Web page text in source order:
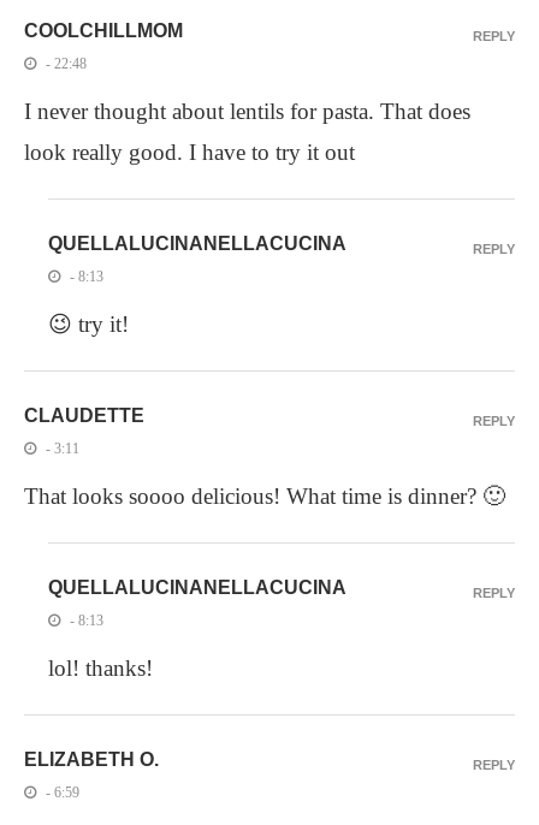
COOLCHILLMOM
- 22:48
I never thought about lentils for pasta. That does
look really good. I have to try it out
REPLY
QUELLALUCINANELLACUCINA
- 8:13
😉 try it!
REPLY
CLAUDETTE
- 3:11
That looks soooo delicious! What time is dinner? 🙂
REPLY
QUELLALUCINANELLACUCINA
- 8:13
lol! thanks!
REPLY
ELIZABETH O.
- 6:59
REPLY